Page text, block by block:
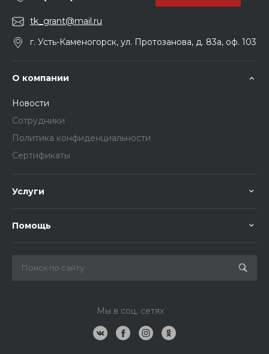
tk_grant@mail.ru
г. Усть-Каменогорск, ул. Протозанова, д. 83а, оф. 103
О компании
Новости
Сотрудники
Политика конфиденциальности
Сертификаты
Услуги
Помощь
Мы в соц. сетях